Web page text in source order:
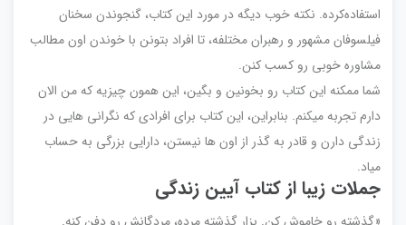
استفاده‌کرده. نکته خوب دیگه در مورد این کتاب، گنجوندن سخنان
فیلسوفان مشهور و رهبران مختلفه، تا افراد بتونن با خوندن اون مطالب
مشاوره خوبی رو کسب کنن.
شما ممکنه این کتاب رو بخونین و بگین، این همون چیزیه که من الان
دارم تجربه میکنم. بنابراین، این کتاب برای افرادی که نگرانی هایی در
زندگی دارن و قادر به گذر از اون ها نیستن، دارایی بزرگی به حساب
میاد.
جملات زیبا از کتاب آیین زندگی
«گذشته رو خاموش کن. بزار گذشته مرده، مردگانش رو دفن کنه.